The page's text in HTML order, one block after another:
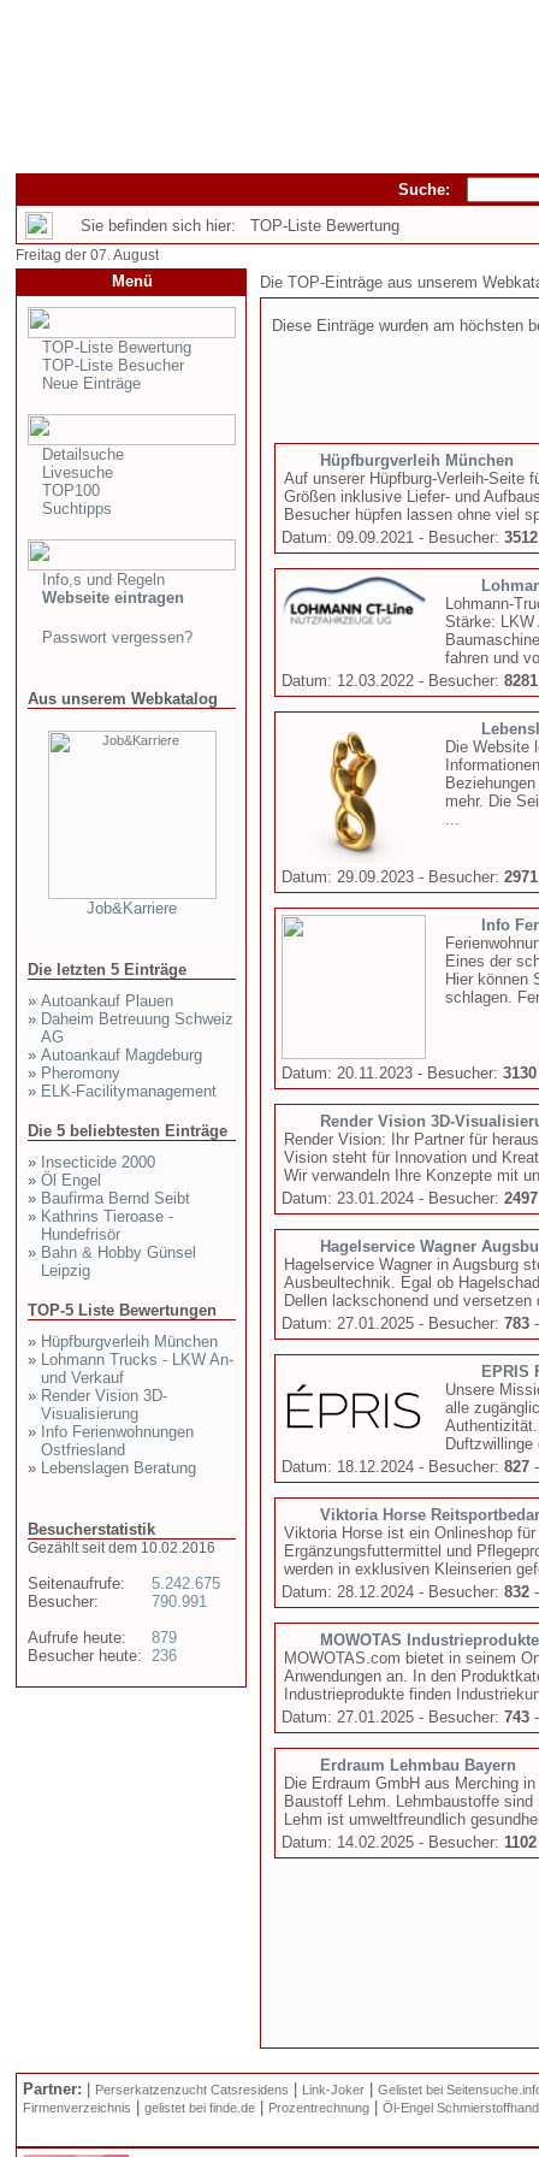
Suche:
Sie befinden sich hier: TOP-Liste Bewertung
Freitag der 07. August
Menü
TOP-Liste Bewertung
TOP-Liste Besucher
Neue Einträge
Detailsuche
Livesuche
TOP100
Suchtipps
Info,s und Regeln
Webseite eintragen
Passwort vergessen?
Aus unserem Webkatalog
Job&Karriere
Die letzten 5 Einträge
» Autoankauf Plauen
» Daheim Betreuung Schweiz
AG
» Autoankauf Magdeburg
» Pheromony
» ELK-Facilitymanagement
Die 5 beliebtesten Einträge
» Insecticide 2000
» Öl Engel
» Baufirma Bernd Seibt
» Kathrins Tieroase -
Hundefrisör
» Bahn & Hobby Günsel
Leipzig
TOP-5 Liste Bewertungen
» Hüpfburgverleih München
» Lohmann Trucks - LKW An-
und Verkauf
» Render Vision 3D-
Visualisierung
» Info Ferienwohnungen
Ostfriesland
» Lebenslagen Beratung
Besucherstatistik
Gezählt seit dem 10.02.2016
Seitenaufrufe:
Besucher:
Aufrufe heute:
Besucher heute:
5.242.675
790.991
879
236
Die TOP-Einträge aus unserem
Diese Einträge wurden am höchsten
Hüpfburgverleih München
Auf unserer Hüpfburg-Verleih-Seite
Größen inklusive Liefer- und
Besucher hüpfen lassen ohne viel
Datum: 09.09.2021 - Besucher: 3512
Lohmann-
Stärke: LKW
fahren und
Datum: 12.03.2022 - Besucher: 8281
Die Website
mehr. Die
...
Datum: 29.09.2023 - Besucher: 2971
Info
Eines der
Hier können
schlagen.
Datum: 20.11.2023 - Besucher: 3130
Render Vision 3D-
Render Vision: Ihr Partner für
Vision steht für Innovation und
Wir verwandeln Ihre Konzepte mit
Datum: 23.01.2024 - Besucher: 2497
Hagelservice Wagner
Hagelservice Wagner in Augsburg
Ausbeultechnik. Egal ob
Dellen lackschonend und
Datum: 27.01.2025 - Besucher: 783
EPRIS
Unsere
alle
Datum: 18.12.2024 - Besucher: 827
Viktoria Horse
Viktoria Horse ist ein Onlineshop
Ergänzungsfuttermittel und
werden in exklusiven Kleinserien
Datum: 28.12.2024 - Besucher: 832
MOWOTAS Industrieprodukte
MOWOTAS.com bietet in seinem
Anwendungen an. In den
Industrieprodukte finden
Datum: 27.01.2025 - Besucher: 743
Erdraum Lehmbau Bayern
Die Erdraum GmbH aus Merching
Baustoff Lehm. Lehmbaustoffe
Lehm ist umweltfreundlich
Datum: 14.02.2025 - Besucher: 1102
Partner: Perserkatzenzucht Catsresidens Link-Joker
Gelistet bei
Firmenverzeichnis
gelistet bei finde.de Prozentrechnung Öl-Engel